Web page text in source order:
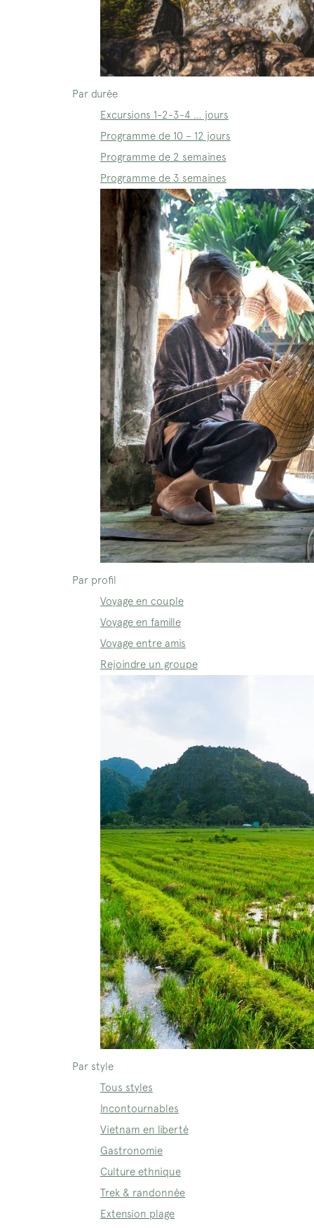
Par durée
Excursions 1-2-3-4 … jours
Programme de 10 – 12 jours
Programme de 2 semaines
Programme de 3 semaines
Par profil
Voyage en couple
Voyage en famille
Voyage entre amis
Rejoindre un groupe
Par style
Tous styles
Incontournables
Vietnam en liberté
Gastronomie
Culture ethnique
Trek & randonnée
Extension plage